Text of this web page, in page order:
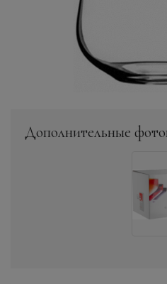
Дополнительные